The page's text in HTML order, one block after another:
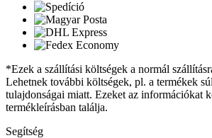
*Ezek a szállítási költségek a normál
Lehetnek további költségek, pl. a termékek
tulajdonságai miatt. Ezeket az információkat
termékleírásban találja.
Segítség